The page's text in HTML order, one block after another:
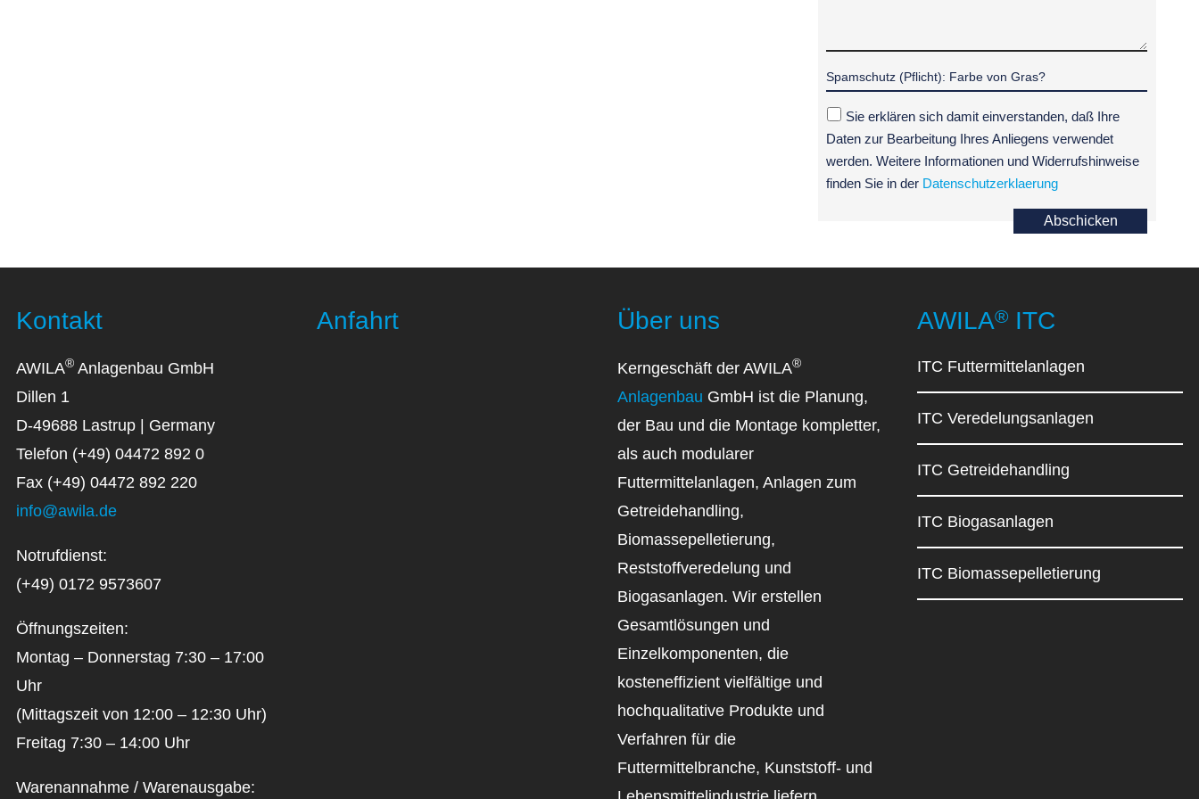
Sie erklären sich damit einverstanden, daß Ihre
Daten zur Bearbeitung Ihres Anliegens verwendet
werden. Weitere Informationen und Widerrufshinweise
finden Sie in der Datenschutzerklaerung
Abschicken
Kontakt
AWILA® Anlagenbau GmbH
Dillen 1
D-49688 Lastrup | Germany
Telefon (+49) 04472 892 0
Fax (+49) 04472 892 220
info@awila.de
Notrufdienst:
(+49) 0172 9573607
Öffnungszeiten:
Montag – Donnerstag 7:30 – 17:00
Uhr
(Mittagszeit von 12:00 – 12:30 Uhr)
Freitag 7:30 – 14:00 Uhr
Warenannahme / Warenausgabe:
Anfahrt Über uns
Kerngeschäft der AWILA®
Anlagenbau GmbH ist die Planung,
der Bau und die Montage kompletter,
als auch modularer
Futtermittelanlagen, Anlagen zum
Getreidehandling,
Biomassepelletierung,
Reststoffveredelung und
Biogasanlagen. Wir erstellen
Gesamtlösungen und
Einzelkomponenten, die
kosteneffizient vielfältige und
hochqualitative Produkte und
Verfahren für die
Futtermittelbranche, Kunststoff- und
AWILA® ITC
ITC Futtermittelanlagen
ITC Veredelungsanlagen
ITC Getreidehandling
ITC Biogasanlagen
ITC Biomassepelletierung